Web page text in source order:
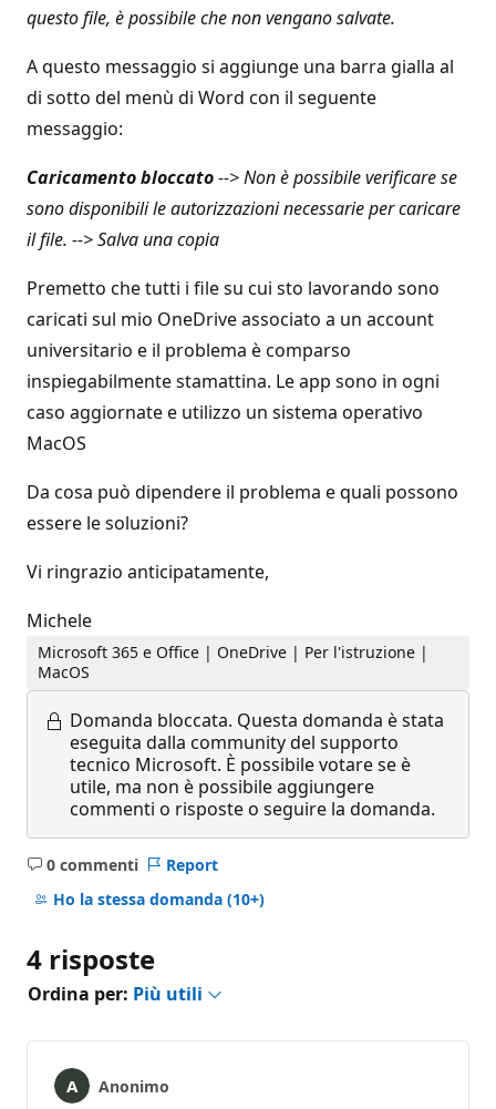
questo file, è possibile che non vengano salvate.
A questo messaggio si aggiunge una barra gialla al
di sotto del menù di Word con il seguente
messaggio:
Caricamento bloccato--> Non è possibile verificare se
sono disponibili le autorizzazioni necessarie per caricare
il file. --> Salva una copia
Premetto che tutti i file su cui sto lavorando sono
caricati sul mio OneDrive associato a un account
universitario e il problema è comparso
inspiegabilmente stamattina. Le app sono in ogni
caso aggiornate e utilizzo un sistema operativo
MacOS
Da cosa può dipendere il problema e quali possono
essere le soluzioni?
Vi ringrazio anticipatamente,
Michele
Microsoft 365 e Office | OneDrive | Per l'istruzione |
MacOS
Domanda bloccata. Questa domanda è stata
eseguita dalla community del supporto
tecnico Microsoft. È possibile votare se è
utile, ma non è possibile aggiungere
commenti o risposte o seguire la domanda.
0 commenti
Nessun
commento
Report
Ho la stessa domanda (10+)
4 risposte
Ordina per: Più utili
Anonimo